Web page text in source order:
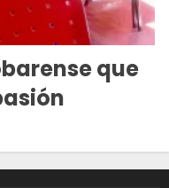
que